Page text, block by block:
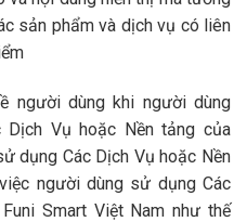
sản phẩm và dịch vụ có liên
người dùng khi người dùng
Vụ hoặc Nền tảng của
dụng Các Dịch Vụ hoặc Nền
người dùng sử dụng Các
Smart Việt Nam như thế